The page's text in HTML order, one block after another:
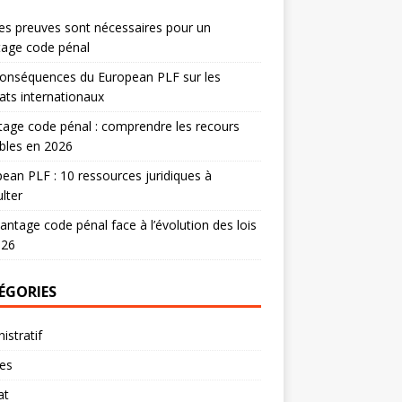
preuves sont nécessaires pour un
code pénal
du European PLF sur les
internationaux
code pénal : comprendre les recours
en 2026
PLF : 10 ressources juridiques à
code pénal face à l’évolution des lois